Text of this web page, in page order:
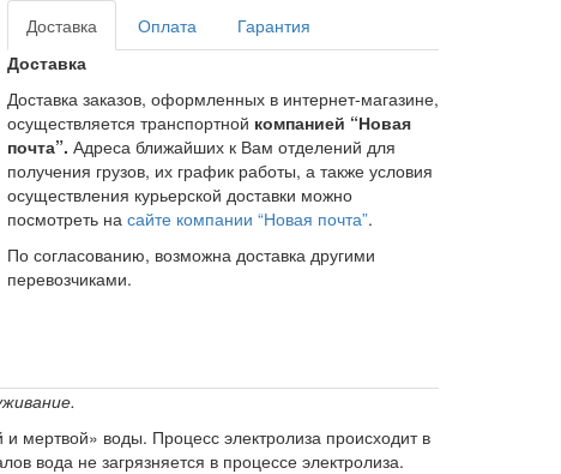
Доставка
Оплата
Гарантия
Доставка
Доставка заказов, оформленных в интернет-магазине,
осуществляется транспортной компанией “Новая
почта”. Адреса ближайших к Вам отделений для
получения грузов, их график работы, а также условия
осуществления курьерской доставки можно
посмотреть на сайте компании “Новая почта”.
По согласованию, возможна доставка другими
перевозчиками.
мертвой» воды. Процесс электролиза происходит в
вода не загрязняется в процессе электролиза.